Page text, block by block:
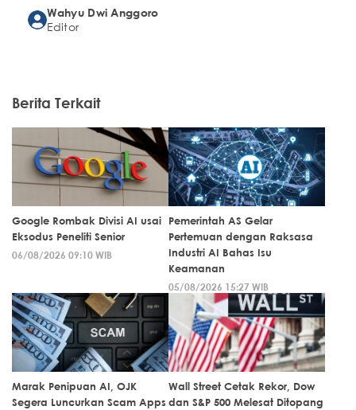
Wahyu Dwi Anggoro
Editor
Berita Terkait
Google Rombak Divisi AI usai
Eksodus Peneliti Senior
06/08/2026 09:10 WIB
Pemerintah AS Gelar
Pertemuan dengan Raksasa
Industri AI Bahas Isu
Keamanan
05/08/2026 15:27 WIB
Marak Penipuan AI, OJK
Segera Luncurkan Scam Apps
Wall Street Cetak Rekor, Dow
dan S&P 500 Melesat Ditopang